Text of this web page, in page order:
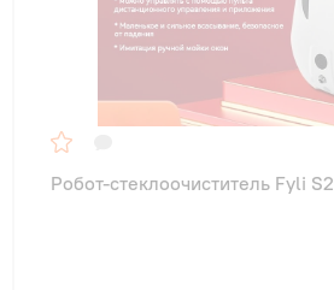
Робот-стеклоочиститель Fyli S2